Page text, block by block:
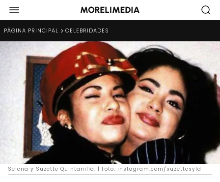
PÁGINA PRINCIPAL CELEBRIDADES
Selena y Suzette Quintanilla. | Foto: instagram.com/suzettesyld